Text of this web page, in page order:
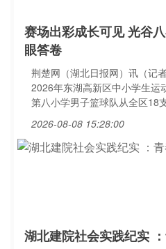
赛场出彩成长可见 光谷
眼答卷
荆楚网（湖北日报网）讯（记
2026年东湖高新区中小学生运
第八小学男子篮球队从全区18
2026-08-08 15:28:00
湖北建院社会实践纪实